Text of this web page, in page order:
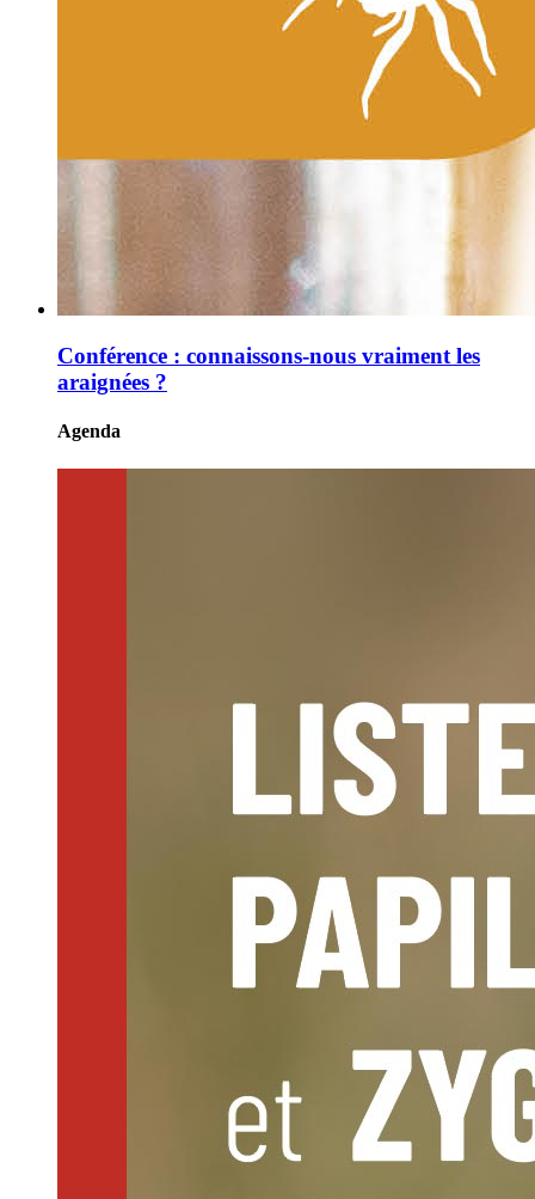
Conférence : connaissons-nous vraiment les
araignées ?
Agenda